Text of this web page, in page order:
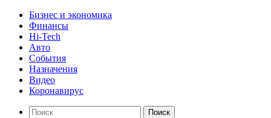
Бизнес и экономика
Финансы
Hi-Tech
Авто
События
Назначения
Видео
Коронавирус
Поиск